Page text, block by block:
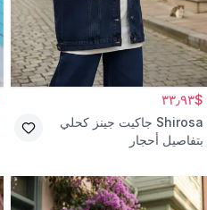
$٣٣٫٩٣
Shirosa جاكيت جينز كحلي
بتفاصيل أحجار